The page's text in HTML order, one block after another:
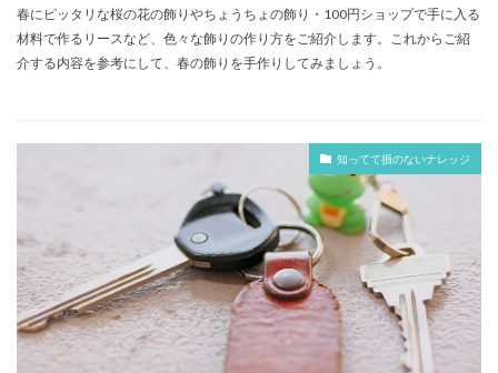
春にピッタリな桜の花の飾りやちょうちょの飾り・100円ショップで手に入る
材料で作るリースなど、色々な飾りの作り方をご紹介します。これからご紹
介する内容を参考にして、春の飾りを手作りしてみましょう。
知ってて損のないナレッジ